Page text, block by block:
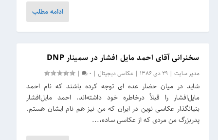
ادامه مطلب
سخنرانی آقای احمد مایل افشار در سمینار DNP
مدیر سایت |29 دی 1386 |عکاسی دیجیتال |
0
|
شاید در میان حضار عده ای توجه کرده باشند که نام احمد
مایل‌افشار را قبلاً درخاطره خود داشته‌اند. احمد مایل‌افشار
بنیانگذار عکاسی نوین در ایران که من نیز هم نام ایشان هستم.
پدربزرگ من مردی که از عکاسی ساده،...